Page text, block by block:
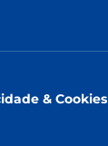
& Cookies